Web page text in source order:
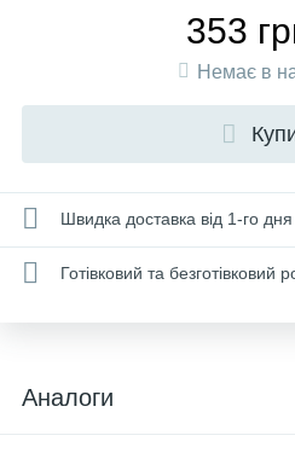
353
Немає в
Швидка доставка від 1-го дня
Готівковий та безготівковий
Аналоги